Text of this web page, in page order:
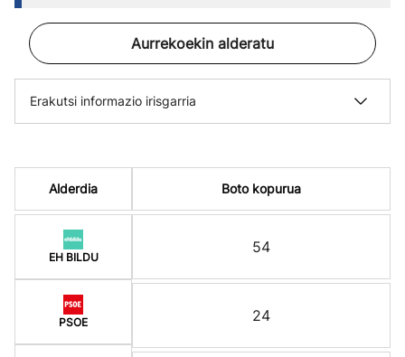
Aurrekoekin alderatu
Erakutsi informazio irisgarria
Alderdia
EH BILDU
PSOE
Boto kopurua
54
24